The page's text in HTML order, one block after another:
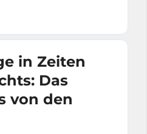
in Zeiten
Das
von den